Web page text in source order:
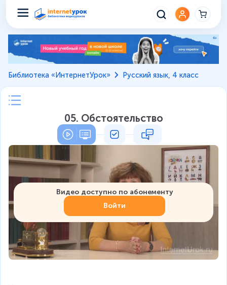
Библиотека «ИнтернетУрок» Русский язык, 4 класс
05. Обстоятельство
Видео доступно по абонементу
Войти